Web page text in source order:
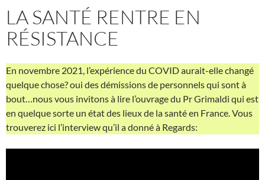
LA SANTÉ RENTRE EN
RÉSISTANCE
En novembre 2021, l’expérience du COVID aurait-elle changé
quelque chose? oui des démissions de personnels qui sont à
bout…nous vous invitons à lire l’ouvrage du Pr Grimaldi qui est
en quelque sorte un état des lieux de la santé en France. Vous
trouverez ici l’interview qu’il a donné à Regards: